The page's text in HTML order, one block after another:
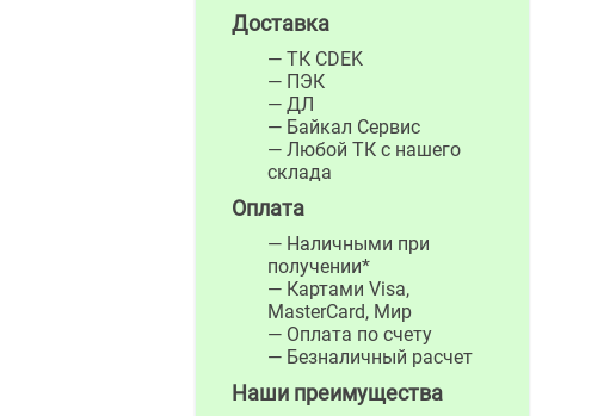
Доставка
— ТК CDEK
— ПЭК
— ДЛ
— Байкал Сервис
— Любой ТК с нашего
склада
Оплата
— Наличными при
получении*
— Картами Visa,
MasterCard, Мир
— Оплата по счету
— Безналичный расчет
Наши преимущества